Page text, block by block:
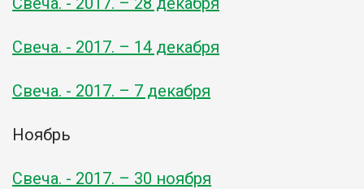
Свеча. - 2017. – 14 декабря
Свеча. - 2017. – 7 декабря
Ноябрь
Свеча. - 2017. – 30 ноября